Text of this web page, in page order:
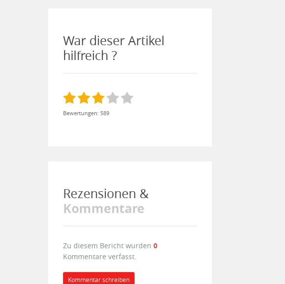
War dieser Artikel
hilfreich ?
Bewertungen: 589
Rezensionen &
Kommentare
Zu diesem Bericht wurden 0
Kommentare verfasst.
Kommentar schreiben